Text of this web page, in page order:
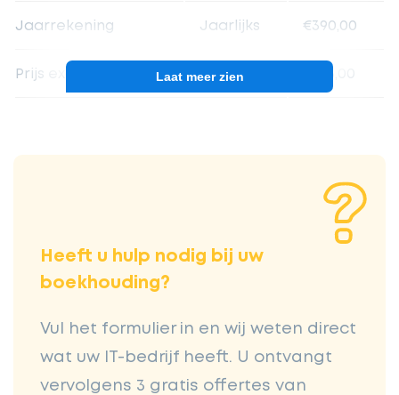
Jaarrekening Jaarlijks €390,00
Prijs excl. BTW Laat meer zien
Heeft u hulp nodig bij uw
boekhouding?
Vul het formulier in en wij weten direct
wat uw IT-bedrijf heeft. U ontvangt
vervolgens 3 gratis offertes van